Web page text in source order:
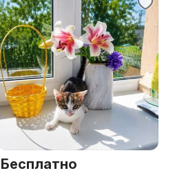
Бесплатно